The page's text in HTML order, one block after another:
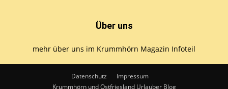
Über uns
mehr über uns im Krummhörn Magazin Infoteil
Datenschutz
Impressum
Krummhörn und Ostfriesland Urlauber Blog